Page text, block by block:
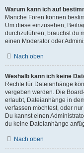
Warum kann ich auf
Manche Foren können
Um diese einzusehen,
durchzuführen, brauchst du
einen Moderator oder
Nach oben
Weshalb kann ich keine
Rechte für Dateianhänge
vergeben werden. Die
erlaubt, Dateianhänge in
verfassen möchtest, oder
Du kannst einen
du keine Dateianhänge
Nach oben